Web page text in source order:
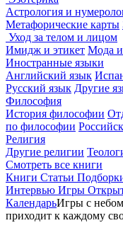
Астрология и
Метафорические карты
Уход за телом и лицом
Имидж и этикет Мода и
Иностранные языки
Английский язык
Русский язык Другие
Философия
История философии
по философии
Религия
Другие религии
Смотреть все книги
Книги Статьи
Интервью Игры
КалендарьИгры с
приходит к каждому